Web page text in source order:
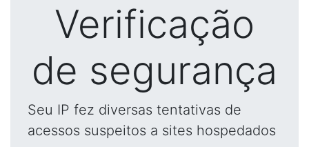
Verificação
de segurança
Seu IP fez diversas tentativas de
acessos suspeitos a sites hospedados